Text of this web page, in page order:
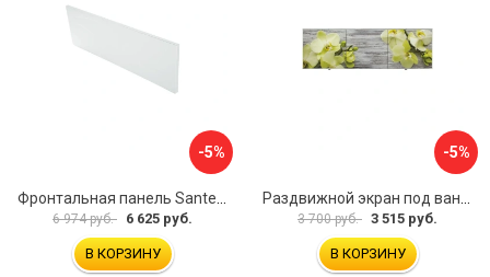
-5%
6 974 руб. 6 625 руб.
В КОРЗИНУ
-5%
3 700 руб. 3 515 руб.
В КОРЗИНУ